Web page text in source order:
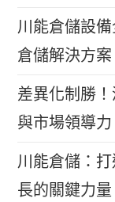
川能倉儲設
倉儲解決方案
差異化制勝
與市場領導力
川能倉儲：
長的關鍵力量